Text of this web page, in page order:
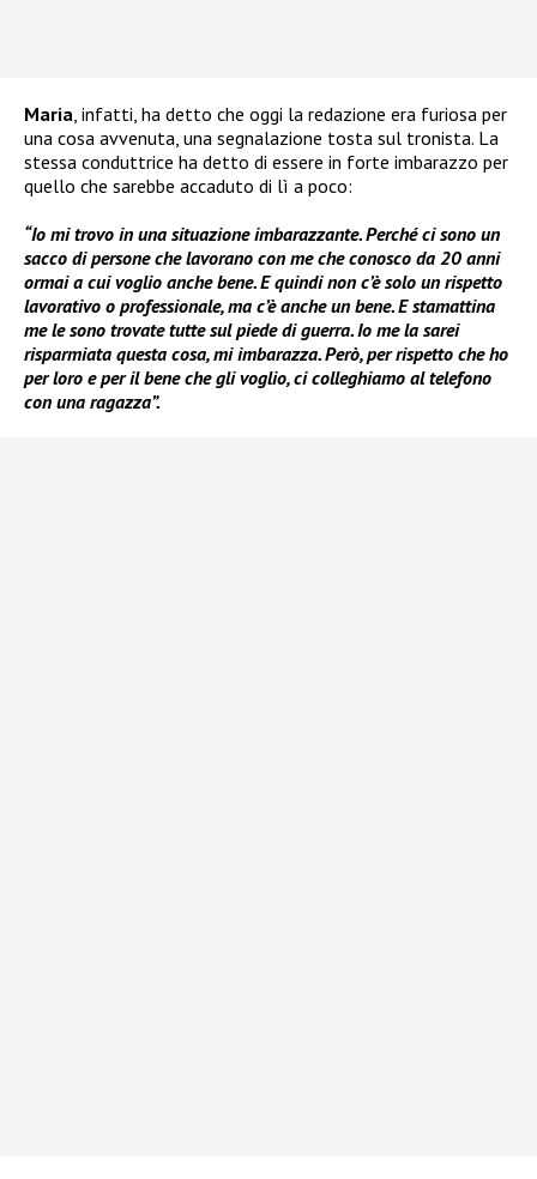
Maria, infatti, ha detto che oggi la redazione era furiosa per
una cosa avvenuta, una segnalazione tosta sul tronista. La
stessa conduttrice ha detto di essere in forte imbarazzo per
quello che sarebbe accaduto di lì a poco:
“Io mi trovo in una situazione imbarazzante. Perché ci sono un
sacco di persone che lavorano con me che conosco da 20 anni
ormai a cui voglio anche bene. E quindi non c’è solo un rispetto
lavorativo o professionale, ma c’è anche un bene. E stamattina
me le sono trovate tutte sul piede di guerra. Io me la sarei
risparmiata questa cosa, mi imbarazza. Però, per rispetto che ho
per loro e per il bene che gli voglio, ci colleghiamo al telefono
con una ragazza”.